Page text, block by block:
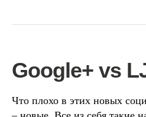
Google+ vs
Что плохо в этих новых